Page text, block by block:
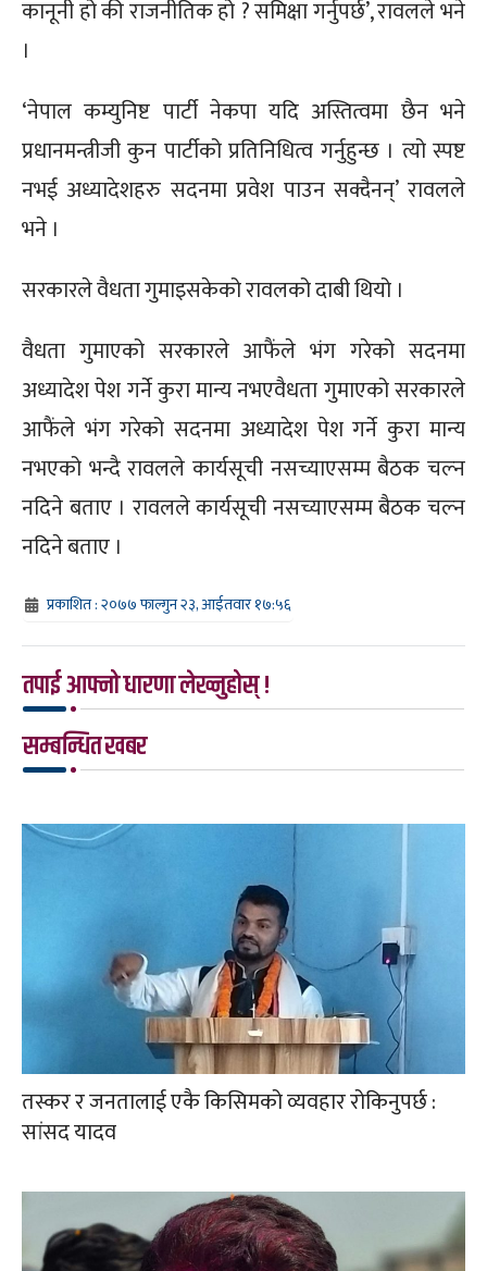
कानूनी हो की राजनीतिक हो ? समिक्षा गर्नुपर्छ’, रावलले भने
।
‘नेपाल कम्युनिष्ट पार्टी नेकपा यदि अस्तित्वमा छैन भने
प्रधानमन्त्रीजी कुन पार्टीको प्रतिनिधित्व गर्नुहुन्छ । त्यो स्पष्ट
नभई अध्यादेशहरु सदनमा प्रवेश पाउन सक्दैनन्’ रावलले
भने ।
सरकारले वैधता गुमाइसकेको रावलको दाबी थियो ।
वैधता गुमाएको सरकारले आफैंले भंग गरेको सदनमा
अध्यादेश पेश गर्ने कुरा मान्य नभएवैधता गुमाएको सरकारले
आफैंले भंग गरेको सदनमा अध्यादेश पेश गर्ने कुरा मान्य
नभएको भन्दै रावलले कार्यसूची नसच्याएसम्म बैठक चल्न
नदिने बताए । रावलले कार्यसूची नसच्याएसम्म बैठक चल्न
नदिने बताए ।
प्रकाशित : २०७७ फाल्गुन २३, आईतवार १७:५६
तपाई आफ्नो धारणा लेख्नुहोस् !
सम्बन्धित खबर
तस्कर र जनतालाई एकै किसिमको व्यवहार रोकिनुपर्छ :
सांसद यादव